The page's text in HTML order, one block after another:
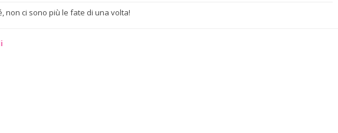
non ci sono più le fate di una volta!